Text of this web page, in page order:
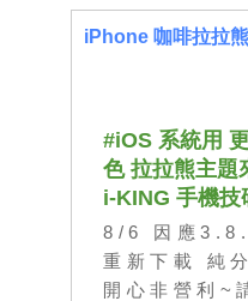
iPhone 咖啡拉拉熊
#iOS 系統用
色 拉拉熊主
i-KING 手機
8/6 因應
重新下載 純
開心非營利~